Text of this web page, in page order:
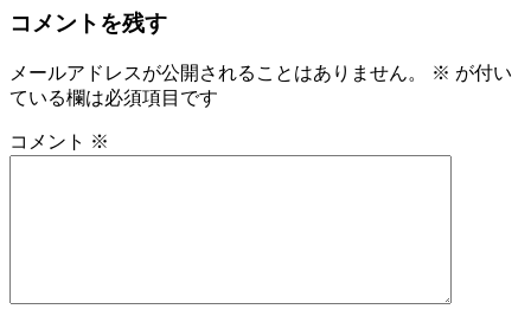
ナ
ビ
ゲ
ー
コメントを残す
メールアドレスが公開されることはありません。 ※ が付い
ている欄は必須項目です
コメント ※